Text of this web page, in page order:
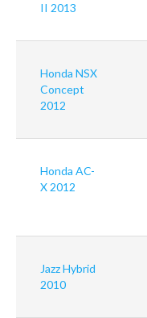
II 2013
Honda NSX
Concept
2012
Honda AC-
X 2012
Jazz Hybrid
2010